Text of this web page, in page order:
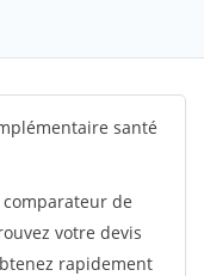
santé
de
votre devis
rapidement